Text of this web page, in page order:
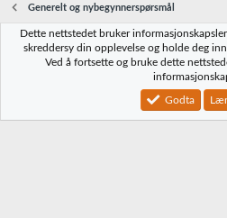
Generelt og nybegynnerspørsmål
Norbrygg-default
Vilkår og regler
Community platform by XenForo® © 2010-2023
Dette nettstedet bruker
skreddersy din opplevelse og holde deg
Ved å fortsette og bruke dette
Godta Lær